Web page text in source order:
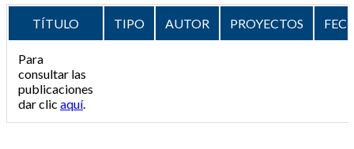
TÍTULO TIPO AUTOR PROYECTOS
Para
consultar las
publicaciones
dar clic aquí.